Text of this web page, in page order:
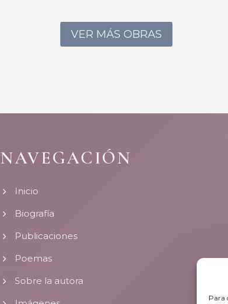
Para
VER MÁS OBRAS
NAVEGACIÓN
Inicio
Biografía
Publicaciones
Poemas
Sobre la autora